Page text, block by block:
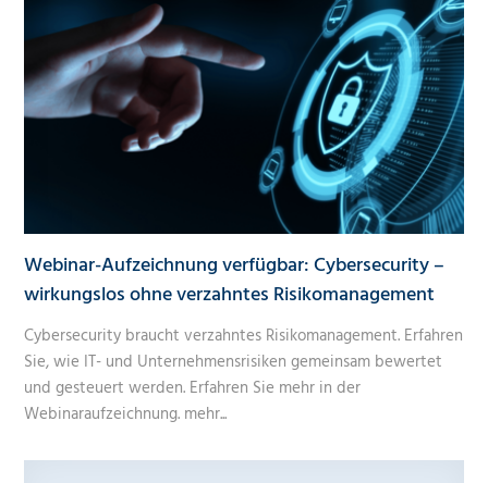
Webinar-Aufzeichnung verfügbar: Cybersecurity –
wirkungslos ohne verzahntes Risikomanagement
Cybersecurity braucht verzahntes Risikomanagement. Erfahren
Sie, wie IT- und Unternehmensrisiken gemeinsam bewertet
und gesteuert werden. Erfahren Sie mehr in der
Webinaraufzeichnung. mehr...